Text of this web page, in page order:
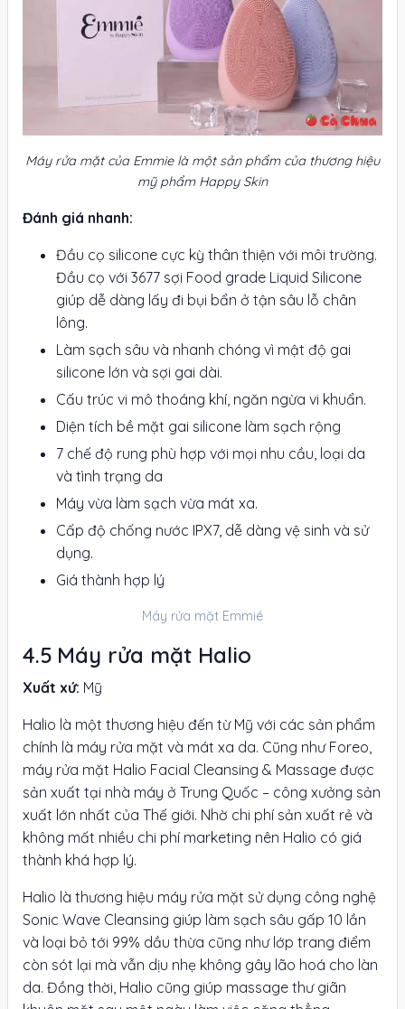
Máy rửa mặt của Emmie là một sản phẩm của thương hiệu
mỹ phẩm Happy Skin
Đánh giá nhanh:
Đầu cọ silicone cực kỳ thân thiện với môi trường.
Đầu cọ với 3677 sợi Food grade Liquid Silicone
giúp dễ dàng lấy đi bụi bẩn ở tận sâu lỗ chân
lông.
Làm sạch sâu và nhanh chóng vì mật độ gai
silicone lớn và sợi gai dài.
Cấu trúc vi mô thoáng khí, ngăn ngừa vi khuẩn.
Diện tích bề mặt gai silicone làm sạch rộng
7 chế độ rung phù hợp với mọi nhu cầu, loại da
và tình trạng da
Máy vừa làm sạch vừa mát xa.
Cấp độ chống nước IPX7, dễ dàng vệ sinh và sử
dụng.
Giá thành hợp lý
Máy rửa mặt Emmié
Máy rửa mặt Halio
Xuất xứ: Mỹ
Halio là một thương hiệu đến từ Mỹ với các sản phẩm
chính là máy rửa mặt và mát xa da. Cũng như Foreo,
máy rửa mặt Halio Facial Cleansing & Massage được
sản xuất tại nhà máy ở Trung Quốc – công xưởng sản
xuất lớn nhất của Thế giới. Nhờ chi phí sản xuất rẻ và
không mất nhiều chi phí marketing nên Halio có giá
thành khá hợp lý.
Halio là thương hiệu máy rửa mặt sử dụng công nghệ
Sonic Wave Cleansing giúp làm sạch sâu gấp 10 lần
và loại bỏ tới 99% dầu thừa cũng như lớp trang điểm
còn sót lại mà vẫn dịu nhẹ không gây lão hoá cho làn
da. Đồng thời, Halio cũng giúp massage thư giãn